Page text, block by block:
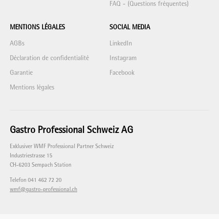
FAQ - (Questions fréquentes)
MENTIONS LÉGALES
AGBs
Déclaration de confidentialité
Garantie
Mentions légales
SOCIAL MEDIA
LinkedIn
Instagram
Facebook
Gastro Professional Schweiz AG
Exklusiver WMF Professional Partner Schweiz
Industriestrasse 15
CH-6203 Sempach Station
Telefon 041 462 72 20
wmf@gastro-professional.ch